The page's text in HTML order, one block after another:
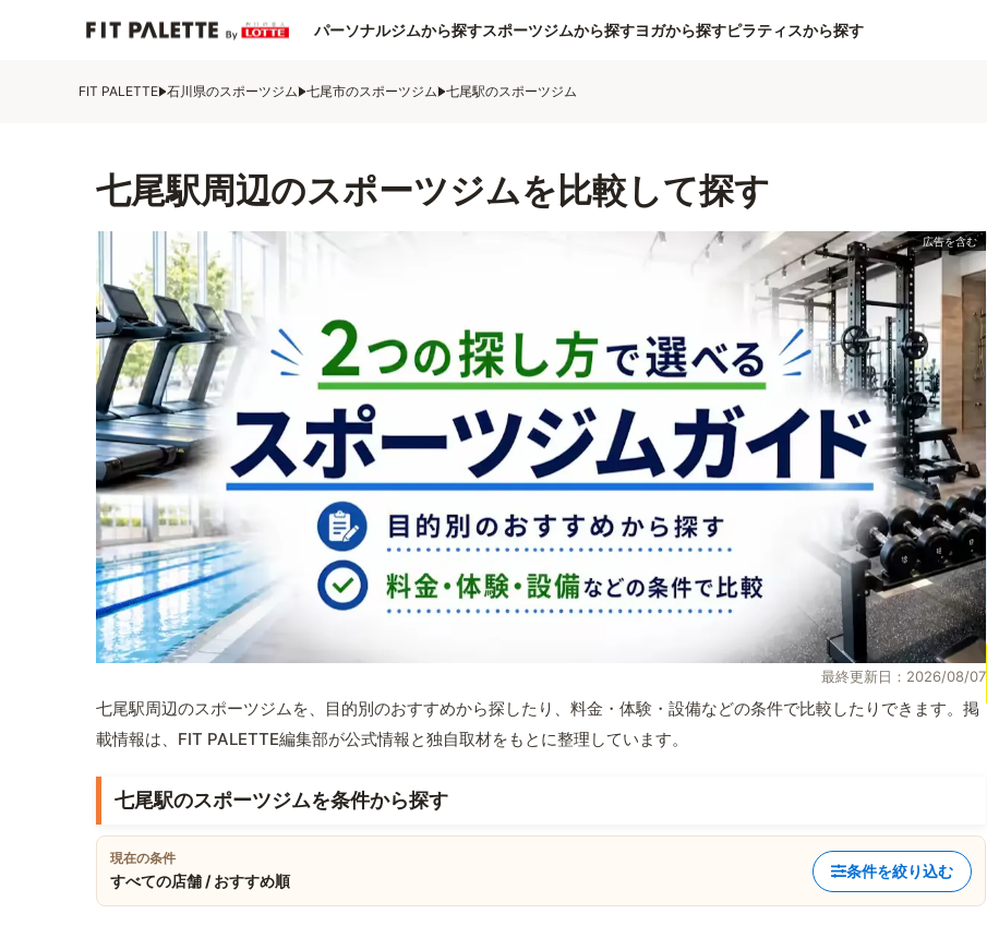
パーソナルジムから探すスポーツジムから探すヨガから探すピラティスから探す
FIT PALETTE 石川県のスポーツジム 七尾市のスポーツジム 七尾駅のスポーツジム
七尾駅周辺のスポーツジムを比較して探す
最終更新日：2026/08/07
七尾駅周辺のスポーツジムを、目的別のおすすめから探したり、料金・体験・設備などの条件で比較したりできます。掲
載情報は、FIT PALETTE編集部が公式情報と独自取材をもとに整理しています。
七尾駅のスポーツジムを条件から探す
現在の条件
すべての店舗 / おすすめ順
条件を絞り込む